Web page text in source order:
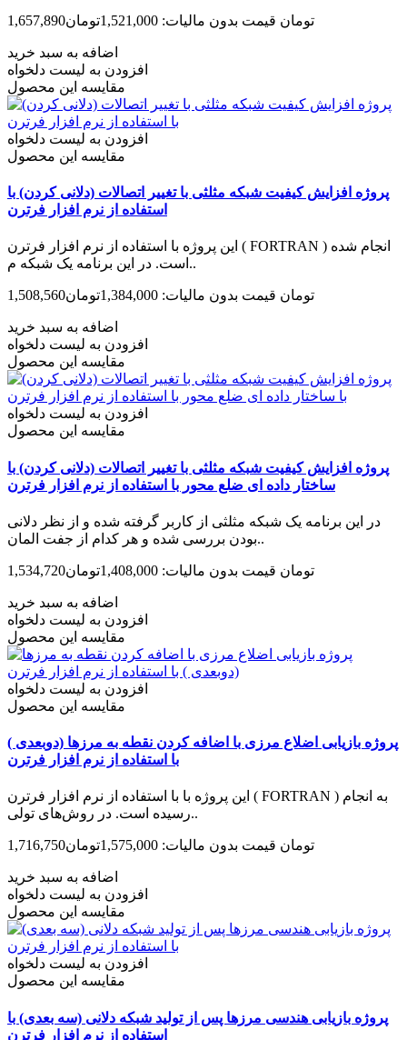
1,657,890تومان قیمت بدون مالیات: 1,521,000تومان
اضافه به سبد خرید
افزودن به لیست دلخواه
مقایسه این محصول
افزودن به لیست دلخواه
مقایسه این محصول
پروژه افزایش کیفیت شبکه مثلثی با تغییر اتصالات (دلانی کردن) با
استفاده از نرم افزار فرترن
این پروژه با استفاده از نرم افزار فرترن ( FORTRAN ) انجام شده
است. در این برنامه یک شبکه م..
1,508,560تومان قیمت بدون مالیات: 1,384,000تومان
اضافه به سبد خرید
افزودن به لیست دلخواه
مقایسه این محصول
افزودن به لیست دلخواه
مقایسه این محصول
پروژه افزایش کیفیت شبکه مثلثی با تغییر اتصالات (دلانی کردن) با
ساختار داده ای ضلع محور با استفاده از نرم افزار فرترن
در این برنامه یک شبکه مثلثی از کاربر گرفته شده و از نظر دلانی
بودن بررسی شده و هر کدام از جفت المان‌..
1,534,720تومان قیمت بدون مالیات: 1,408,000تومان
اضافه به سبد خرید
افزودن به لیست دلخواه
مقایسه این محصول
افزودن به لیست دلخواه
مقایسه این محصول
پروژه بازیابی اضلاع مرزی با اضافه کردن نقطه به مرزها (دوبعدی )
با استفاده از نرم افزار فرترن
این پروژه با با استفاده از نرم افزار فرترن ( FORTRAN ) به انجام
رسیده است. در روش‌های تولی..
1,716,750تومان قیمت بدون مالیات: 1,575,000تومان
اضافه به سبد خرید
افزودن به لیست دلخواه
مقایسه این محصول
افزودن به لیست دلخواه
مقایسه این محصول
پروژه بازیابی هندسی مرزها پس از تولید شبکه دلانی (سه بعدی) با
استفاده از نرم افزار فرترن